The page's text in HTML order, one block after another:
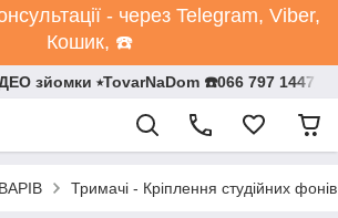
- через Telegram, Viber,
Кошик, ☎️
зйомки ⭒TovarNaDom ☎️066 797 1447
Тримачі - Кріплення студійних фонів